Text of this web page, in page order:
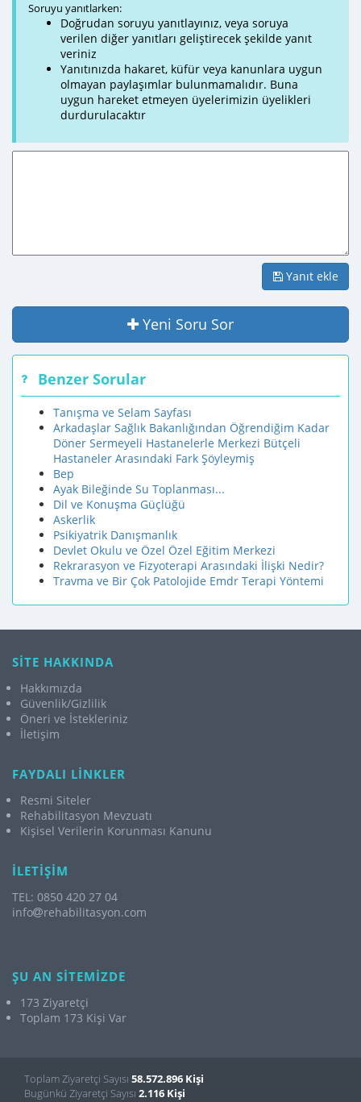
Soruyu yanıtlarken:
Doğrudan soruyu yanıtlayınız, veya soruya
verilen diğer yanıtları geliştirecek şekilde yanıt
veriniz
Yanıtınızda hakaret, küfür veya kanunlara uygun
olmayan paylaşımlar bulunmamalıdır. Buna
uygun hareket etmeyen üyelerimizin üyelikleri
durdurulacaktır
Yanıt ekle
Yeni Soru Sor
Benzer Sorular
Tanışma ve Selam Sayfası
Arkadaşlar Sağlık Bakanlığından Öğrendiğim Kadar
Döner Sermeyeli Hastanelerle Merkezi Bütçeli
Hastaneler Arasındaki Fark Şöyleymiş
Bep
Ayak Bileğinde Su Toplanması...
Dil ve Konuşma Güçlüğü
Askerlik
Psikiyatrik Danışmanlık
Devlet Okulu ve Özel Özel Eğitim Merkezi
Rekrarasyon ve Fizyoterapi Arasındaki İlişki Nedir?
Travma ve Bir Çok Patolojide Emdr Terapi Yöntemi
SİTE HAKKINDA
Hakkımızda
Güvenlik/Gizlilik
Öneri ve İstekleriniz
İletişim
FAYDALI LİNKLER
Resmi Siteler
Rehabilitasyon Mevzuatı
Kişisel Verilerin Korunması Kanunu
İLETİŞİM
TEL: 0850 420 27 04
info
rehabilitasyon.com
ŞU AN SİTEMİZDE
173 Ziyaretçi
Toplam 173 Kişi Var
Toplam Ziyaretçi Sayısı 58.572.896 Kişi
Bugünkü Ziyaretçi Sayısı 2.116 Kişi